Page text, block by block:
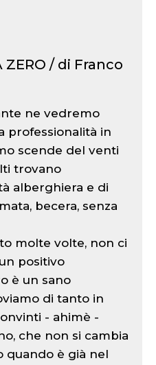
ZERO / di Franco
ne vedremo
professionalità in
scende del venti
trovano
alberghiera e di
becera, senza
molte volte, non ci
positivo
è un sano
di tanto in
- ahimè -
che non si cambia
quando è già nel